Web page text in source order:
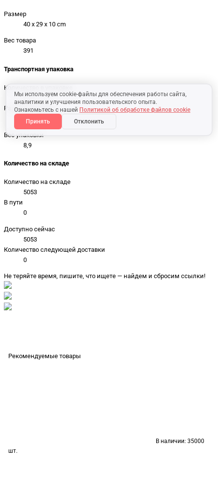
Мы используем cookie-файлы для обеспечения работы сайта,
аналитики и улучшения пользовательского опыта.
Ознакомьтесь с нашей Политикой об обработке файлов cookie
Принять
Отклонить
Размер
40 x 29 x 10 cm
Вес товара
391
Транспортная упаковка
Количество в упаковке
20
Размер упаковки
44 x 33 x 52 cm
Вес упаковки
8,9
Количество на складе
Количество на складе
5053
В пути
0
Доступно сейчас
5053
Количество следующей доставки
0
Не теряйте время, пишите, что ищете — найдем и сбросим ссылки!
Рекомендуемые товары
В наличии: 35000
шт.